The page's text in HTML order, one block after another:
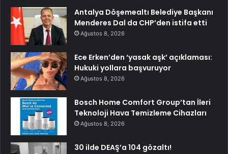
Antalya Döşemealtı Belediye Başkanı
Menderes Dal da CHP’den istifa etti
Ağustos 8, 2026
Ece Erken’den ‘yasak aşk’ açıklaması:
Hukuki yollara başvuruyor
Ağustos 8, 2026
Bosch Home Comfort Group’tan İleri
Teknoloji Hava Temizleme Cihazları
Ağustos 8, 2026
30 ilde DEAŞ’a 104 gözaltı!